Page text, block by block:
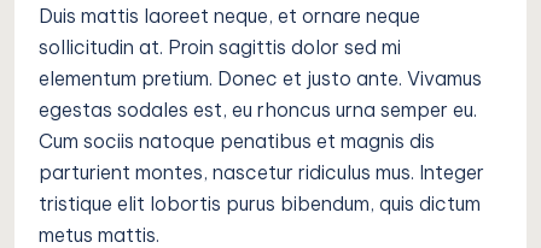
Duis mattis laoreet neque, et ornare neque
sollicitudin at. Proin sagittis dolor sed mi
elementum pretium. Donec et justo ante. Vivamus
egestas sodales est, eu rhoncus urna semper eu.
Cum sociis natoque penatibus et magnis dis
parturient montes, nascetur ridiculus mus. Integer
tristique elit lobortis purus bibendum, quis dictum
metus mattis.